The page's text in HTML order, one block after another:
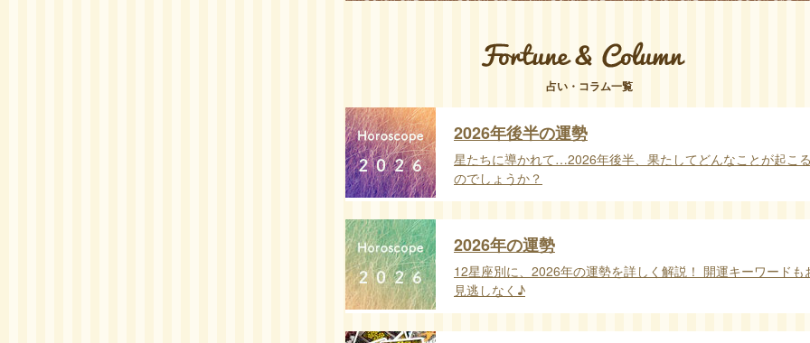
占い・コラム一覧
2026年後半の運勢
星たちに導かれて…2026年後半、果たしてどんなことが起こ
のでしょうか？
2026年の運勢
12星座別に、2026年の運勢を詳しく解説！ 開運キーワードも
見逃しなく♪